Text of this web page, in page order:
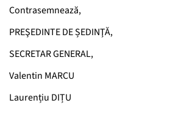
Contrasemnează,
PREŞEDINTE DE ȘEDINŢĂ,
SECRETAR GENERAL,
Valentin MARCU
Laurențiu DIȚU